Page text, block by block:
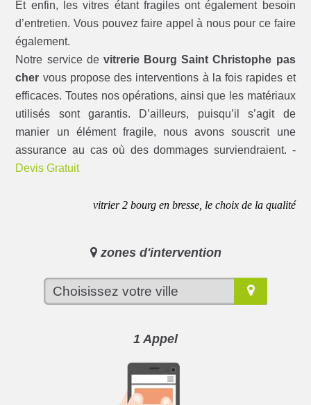
Et enfin, les vitres étant fragiles ont également besoin
d’entretien. Vous pouvez faire appel à nous pour ce faire
également.
Notre service de vitrerie Bourg Saint Christophe pas
cher vous propose des interventions à la fois rapides et
efficaces. Toutes nos opérations, ainsi que les matériaux
utilisés sont garantis. D’ailleurs, puisqu’il s’agit de
manier un élément fragile, nous avons souscrit une
assurance au cas où des dommages surviendraient. -
Devis Gratuit
vitrier 2 bourg en bresse, le choix de la qualité
zones d'intervention
1 Appel